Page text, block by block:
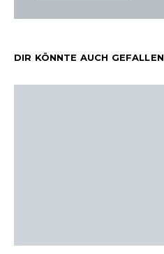
DIR KÖNNTE AUCH GEFALLEN